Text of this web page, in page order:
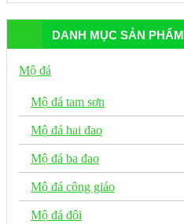
DANH MỤC SẢN PHẨM
Mộ đá
Mộ đá tam sơn
Mộ đá hai đao
Mộ đá ba đao
Mộ đá công giáo
Mộ đá đôi